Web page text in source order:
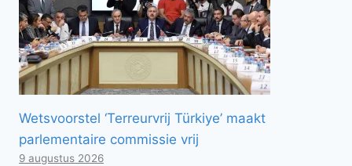
Wetsvoorstel ‘Terreurvrij Türkiye’ maakt
parlementaire commissie vrij
9 augustus 2026